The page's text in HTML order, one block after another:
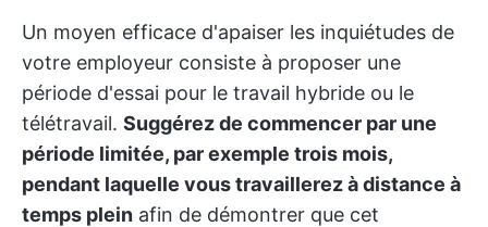
Un moyen efficace d'apaiser les inquiétudes de
votre employeur consiste à proposer une
période d'essai pour le travail hybride ou le
télétravail. Suggérez de commencer par une
période limitée, par exemple trois mois,
pendant laquelle vous travaillerez à distance à
temps plein afin de démontrer que cet